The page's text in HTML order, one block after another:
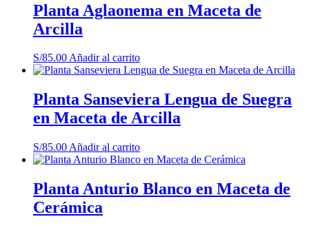
Planta Aglaonema en Maceta de
Arcilla
S/85.00Añadir al carrito
Planta Sanseviera Lengua de Suegra
en Maceta de Arcilla
S/85.00 Añadir al carrito
Planta Anturio Blanco en Maceta de
Cerámica